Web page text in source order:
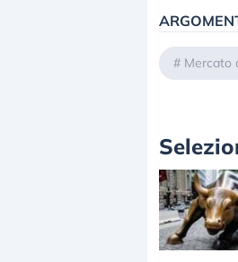
# Mercato